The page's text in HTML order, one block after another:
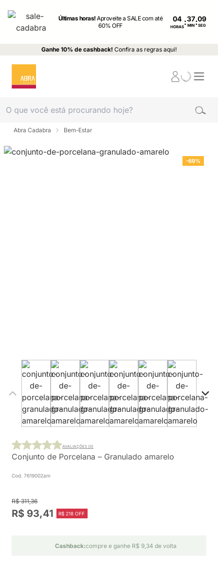
Últimas horas!Aproveite a SALE com até
60% OFF
04
HORAS: MIN : SEG
Ganhe 10% de cashback! Confira as regras aqui!
Abra Cadabra Bem-Estar
-69%
Conjunto de Porcelana – Granulado amarelo
Cod. 7619002am
AVALIAÇÕES (0)
R$ 311,36
R$ 93,41 R$ 218 OFF
Cashback:compre e ganhe R$ 9,34 de volta